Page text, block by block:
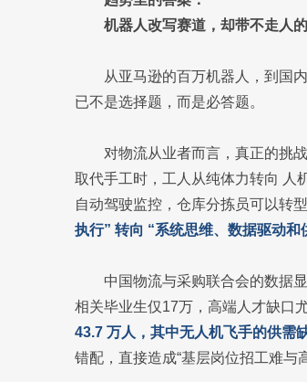
机器人改写赛道，却带不走人
从亚马逊的百万机器人，到国
已不是选择题，而是必答题。
对物流从业者而言，真正的挑
取代手工时，工人从纯体力转向 人
自动驾驶监控，仓库分拣员可以转
执行” 转向 “系统思维、数据驱动和
中国物流与采购联合会的数据
相关毕业生仅17万，高端人才缺口
43.7 万人，其中无人机飞手的供需
错配，直接造成“基层岗位招工难与